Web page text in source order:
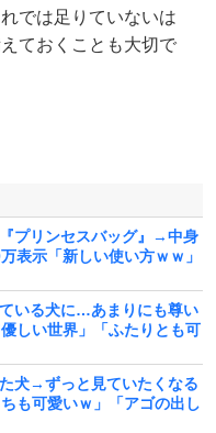
では足りていないは
ておくことも大切で
プリンセスバッグ』→中身
表示「新しい使い方ｗｗ」
いる犬に…あまりにも尊い
しい世界」「ふたりとも可
犬→ずっと見ていたくなる
も可愛いｗ」「アゴの出し